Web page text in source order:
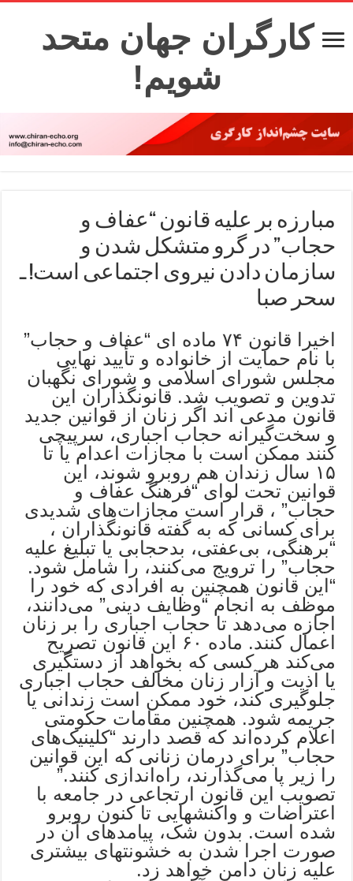
کارگران جهان متحد
شویم!
مبارزه بر علیه قانون “عفاف و
حجاب” در گرو متشکل شدن و
سازمان دادن نیروی اجتماعی است! ـ
سحر صبا
اخیرا قانون ۷۴ ماده ای “عفاف و حجاب”
با نام حمایت از خانواده و تأیید نهایی
مجلس شورای اسلامی و شورای نگهبان
تدوین و تصویب شد. قانونگذاران این
قانون مدعی اند اگر زنان از قوانین جدید
و سخت‌گیرانه حجاب اجباری، سرپیچی
کنند ممکن است با مجازات اعدام یا تا
۱۵ سال زندان هم روبرو شوند، این
قوانین تحت لوای “فرهنگ عفاف و
حجاب” ، قرار است مجازات‌های شدیدی
برای کسانی که به گفته قانونگذاران ،
“برهنگی، بی‌عفتی، بدحجابی یا تبلیغ علیه
حجاب” را ترویج می‌کنند، را شامل شود.
“این قانون همچنین به افرادی که خود را
موظف به انجام “وظایف دینی” می‌دانند،
اجازه می‌دهد تا حجاب اجباری را بر زنان
اعمال کنند. ماده ۶۰ این قانون تصریح
می‌کند هر کسی که بخواهد از دستگیری
یا اذیت و آزار زنان مخالف حجاب اجباری
جلوگیری کند، خود ممکن است زندانی یا
جریمه شود. همچنین مقامات حکومتی
اعلام کرده‌اند که قصد دارند “کلینیک‌های
حجاب” برای درمان زنانی که این قوانین
را زیر پا می‌گذارند، راه‌اندازی کنند.”
تصویب این قانون ارتجاعی در جامعه با
اعتراضات و واکنشهایی تا کنون روبرو
شده است. بدون شک، پیامدهای آن در
صورت اجرا شدن به خشونتهای بیشتری
علیه زنان دامن خواهد زد.